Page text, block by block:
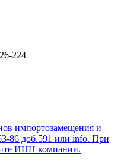
224
импортозамещения и
86 доб.591 или info. При
ИНН компании.